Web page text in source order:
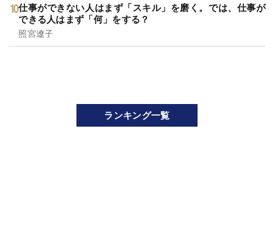
仕事ができない人はまず「スキル」を磨く。では、仕事が
できる人はまず「何」をする？
照宮遼子
ランキング一覧